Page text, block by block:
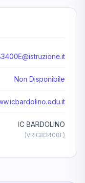
Non Disponibile
IC BARDOLINO
(VRIC83400E)